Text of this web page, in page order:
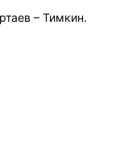
– Тимкин.